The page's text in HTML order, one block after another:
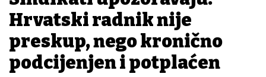
Hrvatski radnik nije
preskup, nego kronično
podcijenjen i potplaćen